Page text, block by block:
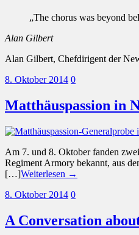
„The chorus was beyond
Alan Gilbert
Alan Gilbert, Chefdirigent der
8. Oktober 2014 0
Matthäuspassion in
Am 7. und 8. Oktober fanden
Regiment Armory bekannt, aus
[…]Weiterlesen →
8. Oktober 2014 0
A Conversation